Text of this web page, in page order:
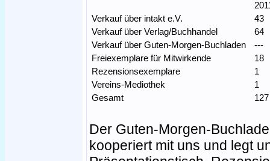
Verkauf über intakt e.V.
43
Verkauf über Verlag/Buchhandel
64
Verkauf über Guten-Morgen-Buchladen
---
Freiexemplare für Mitwirkende
18
Rezensionsexemplare
1
Vereins-Mediothek
1
Gesamt
Der Guten-Morgen-
kooperiert mit uns und legt